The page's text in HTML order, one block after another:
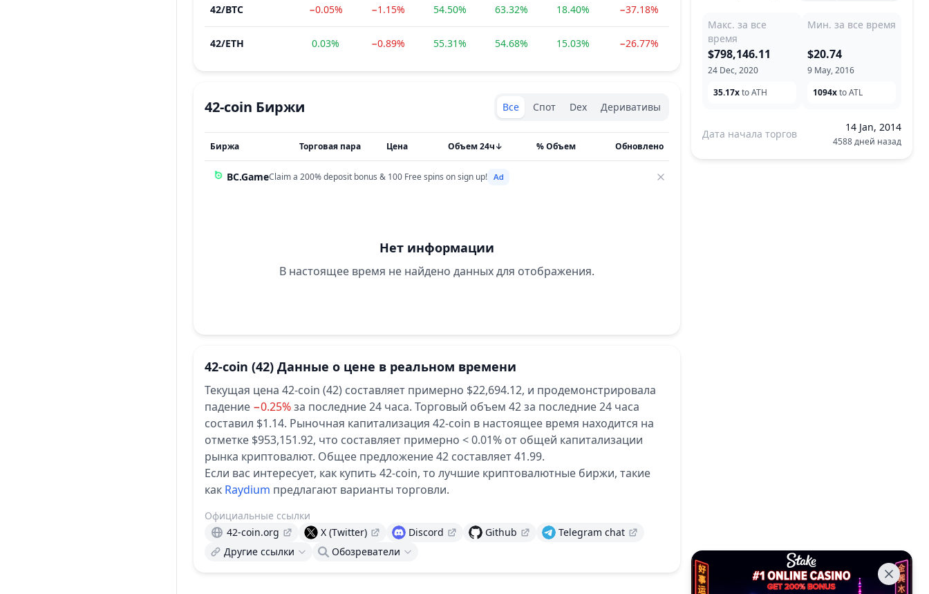
42/BTC −0.05% −1.15% 54.50% 63.32% 18.40% −37.18%
42/ETH 0.03% −0.89% 55.31% 54.68% 15.03% −26.77%
Макс. за все
время
24 Dec, 2020
$798,146.11
35.17xto ATH
Мин. за все время
9 May, 2016
$20.74
1094xto ATL
Дата начала торгов
14 Jan, 2014
4588 дней назад
42-coin Биржи Exchanges type
Все Спот Dex Деривативы
Биржа Торговая пара Цена ↓
Объем 24ч % Объем Обновлено
BC.GameClaim a 200% deposit bonus & 100 Free spins on sign up!
Нет информации
В настоящее время не найдено данных для отображения.
42-coin (42) Данные о цене в реальном времени
Текущая цена 42-coin (42) составляет примерно $22,694.12, и продемонстрировала
падение −0.25%за последние 24 часа. Торговый объем 42 за последние 24 часа
составил $1.14. Рыночная капитализация 42-coin в настоящее время находится на
отметке $953,151.92, что составляет примерно < 0.01% от общей капитализации
рынка криптовалют. Общее предложение 42 составляет 41.99.
Если вас интересует, как купить 42-coin, то лучшие криптовалютные биржи, такие
как Raydium предлагают варианты торговли.
Официальные ссылки
42-coin.org
X (Twitter) Discord Github
Telegram chat
Другие ссылки
Обозреватели